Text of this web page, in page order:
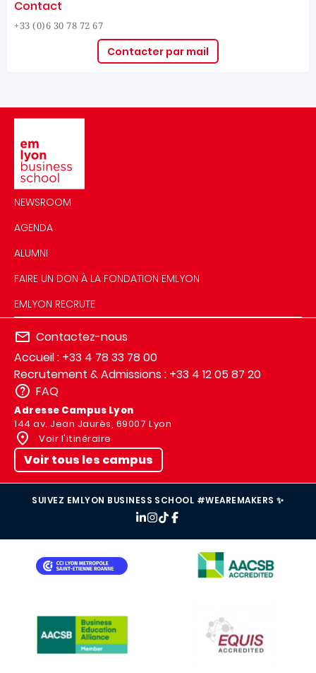
Contact
+33 (0)6 30 78 72 67
Contacter par mail
NEWSROOM
AGENDA
ALUMNI
FAIRE UN DON À LA FONDATION EMLYON
EMLYON RECRUTE
Contactez-nous
Accueil : +33 4 78 33 78 00
Recrutement & Admissions : +33 4 12 05 87 20
FAQ
Adresse Campus Lyon
144 av. Jean Jaurès, 69007 Lyon
Voir l'itinéraire
Voir tous les campus
SUIVEZ EMLYON BUSINESS SCHOOL #WEAREMAKERS ✨
IMAGE